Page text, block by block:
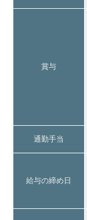
賞与
通勤手当
給与の締め日